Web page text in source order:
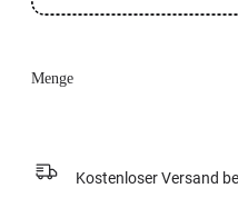
Menge
Kostenloser Versand